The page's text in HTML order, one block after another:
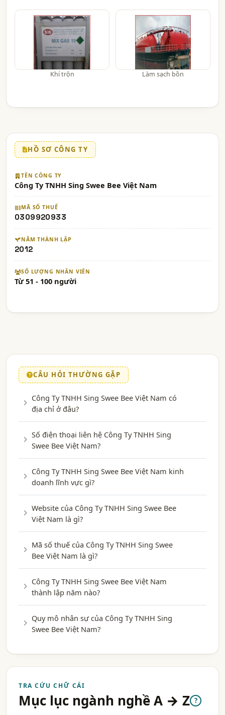
Khí trộn Làm sạch bồn
HỒ SƠ CÔNG TY
TÊN CÔNG TY
Công Ty TNHH Sing Swee Bee Việt Nam
MÃ SỐ THUẾ
0309920933
NĂM THÀNH LẬP
2012
SỐ LƯỢNG NHÂN VIÊN
Từ 51 - 100 người
CÂU HỎI THƯỜNG GẶP
Công Ty TNHH Sing Swee Bee Việt Nam có
địa chỉ ở đâu?
Số điện thoại liên hệ Công Ty TNHH Sing
Swee Bee Việt Nam?
Công Ty TNHH Sing Swee Bee Việt Nam kinh
doanh lĩnh vực gì?
Website của Công Ty TNHH Sing Swee Bee
Việt Nam là gì?
Mã số thuế của Công Ty TNHH Sing Swee
Bee Việt Nam là gì?
Công Ty TNHH Sing Swee Bee Việt Nam
thành lập năm nào?
Quy mô nhân sự của Công Ty TNHH Sing
Swee Bee Việt Nam?
TRA CỨU CHỮ CÁI
Mục lục ngành nghề A → Z ?